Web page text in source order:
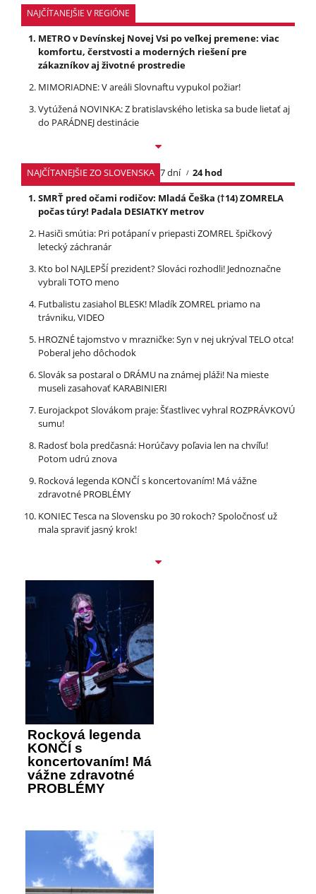
NAJČÍTANEJŠIE V REGIÓNE
METRO v Devínskej Novej Vsi po veľkej premene: viac
komfortu, čerstvosti a moderných riešení pre
zákazníkov aj životné prostredie
MIMORIADNE: V areáli Slovnaftu vypukol požiar!
Vytúžená NOVINKA: Z bratislavského letiska sa bude lietať aj
do PARÁDNEJ destinácie
NAJČÍTANEJŠIE ZO SLOVENSKA 7 dní
24 hod
SMRŤ pred očami rodičov: Mladá Češka (†14) ZOMRELA
počas túry! Padala DESIATKY metrov
Hasiči smútia: Pri potápaní v priepasti ZOMREL špičkový
letecký záchranár
Kto bol NAJLEPŠÍ prezident? Slováci rozhodli! Jednoznačne
vybrali TOTO meno
Futbalistu zasiahol BLESK! Mladík ZOMREL priamo na
trávniku, VIDEO
HROZNÉ tajomstvo v mrazničke: Syn v nej ukrýval TELO otca!
Poberal jeho dôchodok
Slovák sa postaral o DRÁMU na známej pláži! Na mieste
museli zasahovať KARABINIERI
Eurojackpot Slovákom praje: Šťastlivec vyhral ROZPRÁVKOVÚ
sumu!
Radosť bola predčasná: Horúčavy poľavia len na chvíľu!
Potom udrú znova
Rocková legenda KONČÍ s koncertovaním! Má vážne
zdravotné PROBLÉMY
KONIEC Tesca na Slovensku po 30 rokoch? Spoločnosť už
mala spraviť jasný krok!
Rocková legenda
KONČÍ s
koncertovaním! Má
vážne zdravotné
PROBLÉMY